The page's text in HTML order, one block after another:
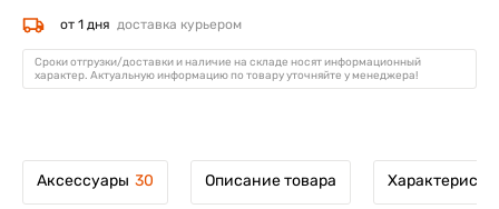
от 1 дня доставка курьером
Сроки отгрузки/доставки и наличие на складе носят информационный
характер. Актуальную информацию по товару уточняйте у менеджера!
Аксессуары 30 Описание товара